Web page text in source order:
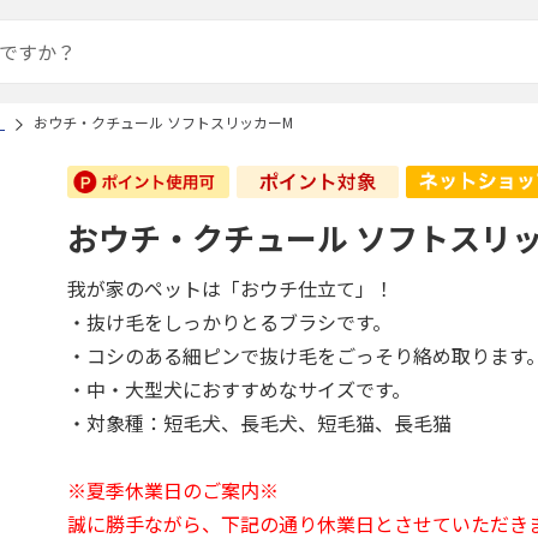
おウチ・クチュール ソフトスリッカーM
おウチ・クチュール ソフトスリ
我が家のペットは「おウチ仕立て」！
・抜け毛をしっかりとるブラシです。
・コシのある細ピンで抜け毛をごっそり絡め取ります
・中・大型犬におすすめなサイズです。
・対象種：短毛犬、長毛犬、短毛猫、長毛猫
※夏季休業日のご案内※
誠に勝手ながら、下記の通り休業日とさせていただき